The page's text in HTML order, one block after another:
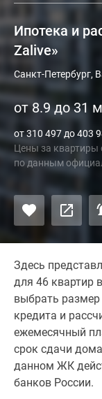
Ипотека и
Zalive»
Санкт-Петербург,
от 8.9 до 31
от 310 497 до 403
Цены за квартиры
по данным
Здесь
для 46 квартир
выбрать размер
кредита и
ежемесячный
срок сдачи
данном ЖК
банков России.